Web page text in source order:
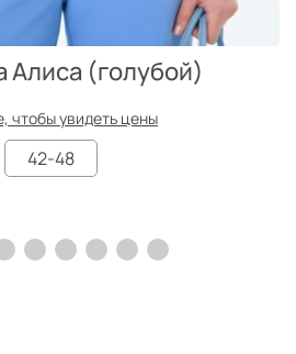
Алиса (голубой)
чтобы увидеть цены
42-48